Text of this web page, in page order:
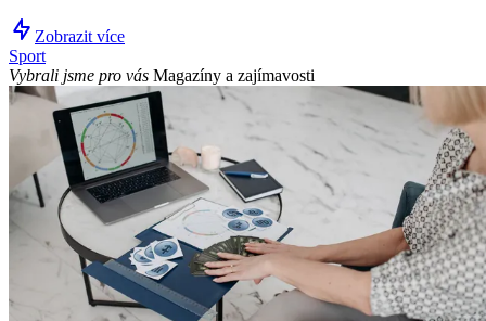
Zobrazit více
Sport
Vybrali jsme pro vás Magazíny a zajímavosti